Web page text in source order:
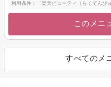
利用条件：「楽天ビューティ（らくてんび
このメニ
すべてのメ